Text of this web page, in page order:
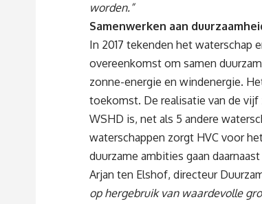
worden.”
Samenwerken aan
In 2017 tekenden het waterschap
overeenkomst om samen
zonne-energie en windenergie.
toekomst. De realisatie van de
WSHD is, net als 5 andere
waterschappen zorgt HVC voor
duurzame ambities gaan daarnaast
Arjan ten Elshof, directeur
op hergebruik van waardevolle